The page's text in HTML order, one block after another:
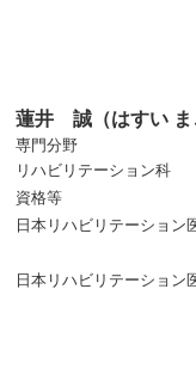
蓮井 誠（はすい ま
専門分野
リハビリテーション科
資格等
日本リハビリテーション
日本リハビリテーション